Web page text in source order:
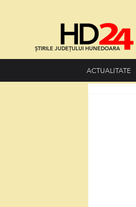
ȘTIRILE JUDEȚULUI HUNEDOARA
ACTUALITATE